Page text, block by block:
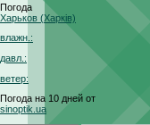
Погода
Харьков (Харків)
влажн.:
давл.:
ветер:
Погода на 10 дней от
sinoptik.ua